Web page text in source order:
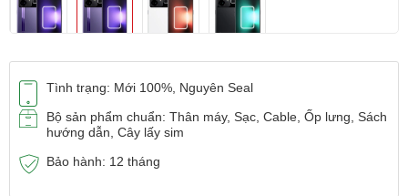
Tình trạng: Mới 100%, Nguyên Seal
Bộ sản phẩm chuẩn: Thân máy, Sạc, Cable, Ốp lưng, Sách
hướng dẫn, Cây lấy sim
Bảo hành: 12 tháng